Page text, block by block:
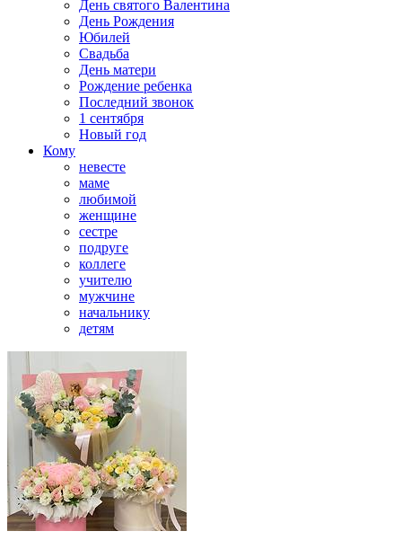
День святого Валентина
День Рождения
Юбилей
Свадьба
День матери
Рождение ребенка
Последний звонок
1 сентября
Новый год
Кому
невесте
маме
любимой
женщине
сестре
подруге
коллеге
учителю
мужчине
начальнику
детям